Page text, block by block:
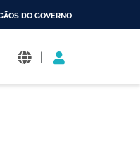
DO GOVERNO
|